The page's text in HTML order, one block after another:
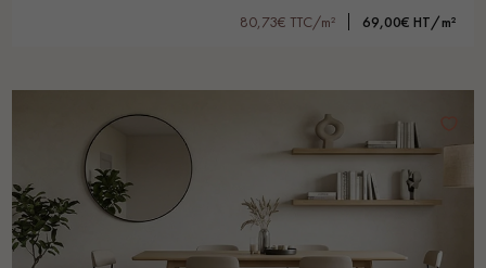
80,73€ TTC/m² 69,00€ HT/m²